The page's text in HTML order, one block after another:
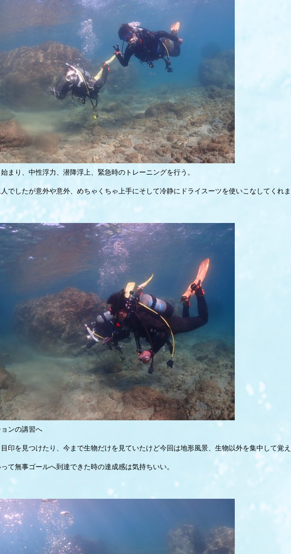
まり、中性浮力、潜降浮上、緊急時のトレーニングを行う。
でしたが意外や意外、めちゃくちゃ上手にそして冷静にドライスーツを使いこなしてくれ
ンの講習へ
印を見つけたり、今まで生物だけを見ていたけど今回は地形風景、生物以外を集中して覚
て無事ゴールへ到達できた時の達成感は気持ちいい。